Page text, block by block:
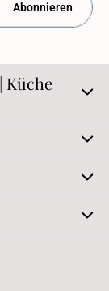
Abonnieren
Küche